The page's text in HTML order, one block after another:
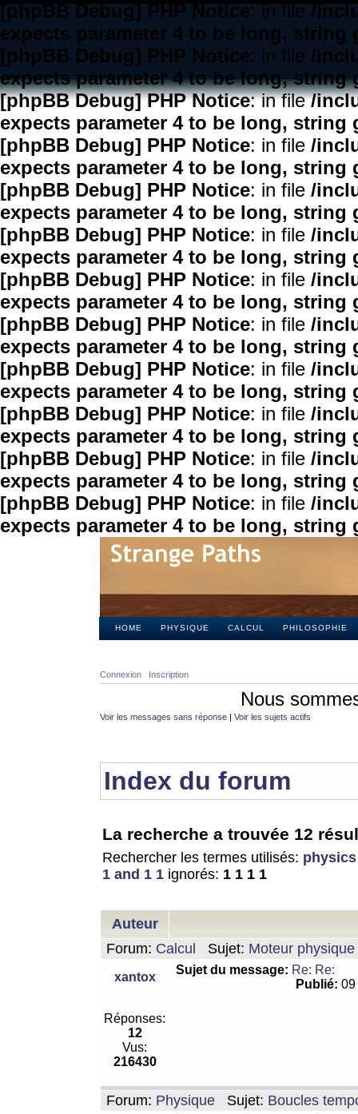
[phpBB Debug] PHP Notice: in file/
expects parameter 4 to be long, string
[phpBB Debug] PHP Notice: in file /
expects parameter 4 to be long, string
[phpBB Debug] PHP Notice: in file/
expects parameter 4 to be long, string
[phpBB Debug] PHP Notice: in file /
expects parameter 4 to be long, string
[phpBB Debug] PHP Notice: in file /
expects parameter 4 to be long, string
[phpBB Debug] PHP Notice: in file /
expects parameter 4 to be long, string
[phpBB Debug] PHP Notice: in file /
expects parameter 4 to be long, string
[phpBB Debug] PHP Notice: in file /
expects parameter 4 to be long, string
[phpBB Debug] PHP Notice: in file /
expects parameter 4 to be long, string
[phpBB Debug] PHP Notice: in file /
expects parameter 4 to be long, string
[phpBB Debug] PHP Notice: in file /
expects parameter 4 to be long, string
[phpBB Debug] PHP Notice: in file /
expects parameter 4 to be long, string
HOME PHYSIQUE CALCUL PHILOSOPHIE
Connexion Inscription
Nous
Voir les messages sans réponse | Voir les sujets actifs
Index du forum
La recherche a trouvée 12
Rechercher les termes utilisés:
1 and 1 1 ignorés: 1 1 1 1
Auteur
Forum: Calcul Sujet: Moteur
xantox
Sujet du message: Re: Re:
Publié:
Réponses:
12
Vus:
216430
Forum: Physique Sujet: Boucles